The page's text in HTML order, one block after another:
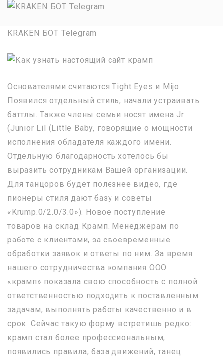
KRAKEN БОТ Telegram
Основателями считаются Tight Eyes и Mijo.
Появился отдельный стиль, начали устраивать
баттлы. Также члены семьи носят имена Jr
(Junior Lil (Little Baby, говорящие о мощности
исполнения обладателя каждого имени.
Отдельную благодарность хотелось бы
выразить сотрудникам Вашей организации.
Для танцоров будет полезнее видео, где
пионеры стиля дают базу и советы
«Krump.0/2.0/3.0»). Новое поступление
товаров на склад Крамп. Менеджерам по
работе с клиентами, за своевременные
обработки заявок и ответы по ним. За время
нашего сотрудничества компания ООО
«крамп» показала свою способность с полной
ответственностью подходить к поставленным
задачам, выполнять работы качественно и в
срок. Сейчас такую форму встретишь редко:
крамп стал более профессиональным,
появились правила, база движений, танец